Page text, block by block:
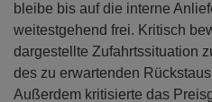
bleibe bis auf die interne
weitestgehend frei. Kritisch
dargestellte Zufahrtssituation
des zu erwartenden
Außerdem kritisierte das